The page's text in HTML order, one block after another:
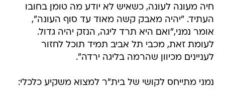
חיה מעונה לעונה, כשאיש לא יודע מה טומן בחובו
העתיד. "יהיה מאבק קשה מאוד עד סוף העונה",
אומר נמני,"ואם היא תרד ליגה, הנזק יהיה גדול.
לעומת זאת, מכבי תל אביב תמיד תוכל לחזור
לעניינים מכיוון שהרמה בליגה ירדה".
נמני מתייחס לקושי של בית"ר למצוא משקיע כלכלי: